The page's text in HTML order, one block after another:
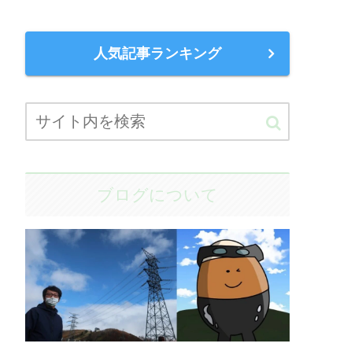
人気記事ランキング
ブログについて